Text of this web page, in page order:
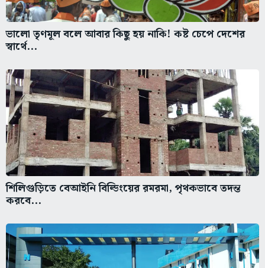
ভালো তৃণমূল বলে আবার কিছু হয় নাকি! কষ্ট চেপে দেশের
স্বার্থে...
শিলিগুড়িতে বেআইনি বিল্ডিংয়ের রমরমা, পৃথকভাবে তদন্ত
করবে...